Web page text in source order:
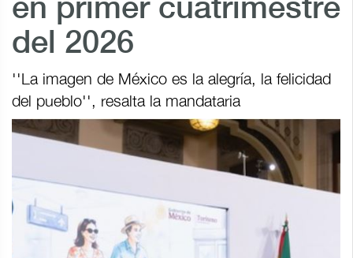
en primer cuatrimestre
del 2026
''La imagen de México es la alegría, la felicidad
del pueblo'', resalta la mandataria